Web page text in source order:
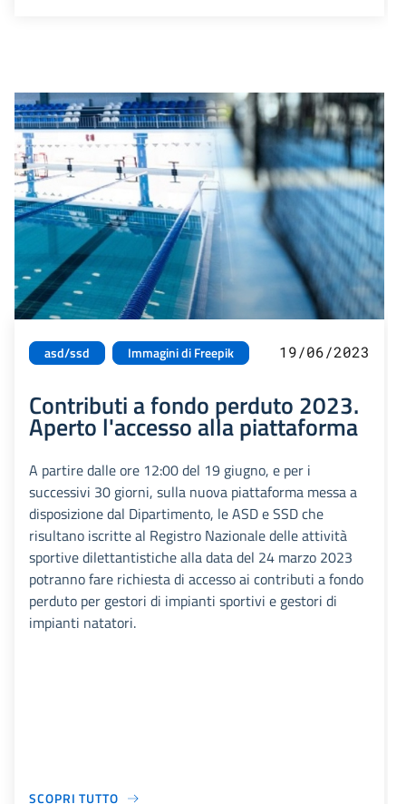
asd/ssd Immagini di Freepik 19/06/2023
Contributi a fondo perduto 2023.
Aperto l'accesso alla piattaforma
A partire dalle ore 12:00 del 19 giugno, e per i
successivi 30 giorni, sulla nuova piattaforma messa a
disposizione dal Dipartimento, le ASD e SSD che
risultano iscritte al Registro Nazionale delle attività
sportive dilettantistiche alla data del 24 marzo 2023
potranno fare richiesta di accesso ai contributi a fondo
perduto per gestori di impianti sportivi e gestori di
impianti natatori.
SCOPRI TUTTO